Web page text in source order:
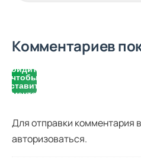
Комментариев
Войдите,
чтобы
оставить
Для отправки комментария
авторизоваться.